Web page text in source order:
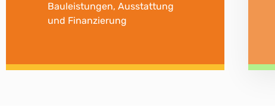
Bauleistungen, Ausstattung
und Finanzierung